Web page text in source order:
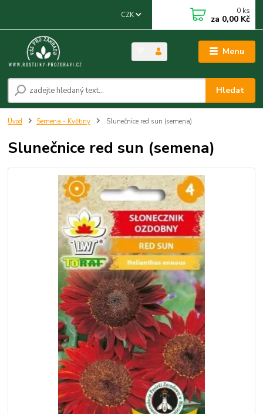
Menu
CZK
Hledat
0 ks
za 0,00 Kč
Úvod Semena - Květiny Slunečnice red sun (semena)
Slunečnice red sun (semena)